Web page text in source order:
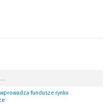
…
fundusze rynku